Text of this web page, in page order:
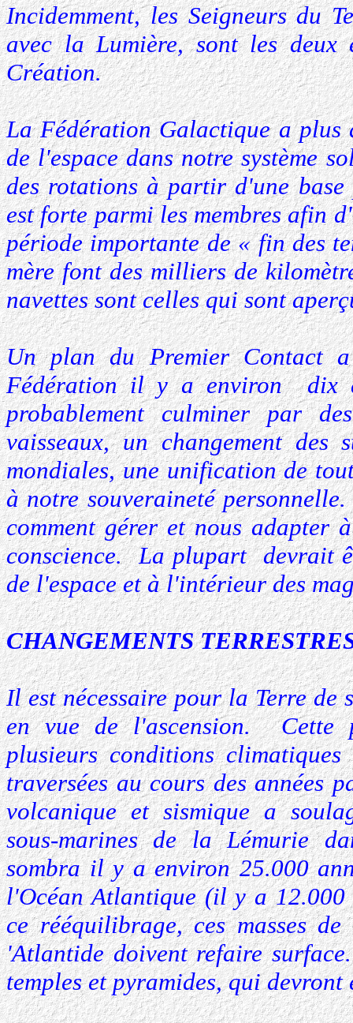
Incidemment, les Seigneurs du
avec la Lumière, sont les deux
Création.
La Fédération Galactique a plus
de l'espace dans notre système
des rotations à partir d'une
est forte parmi les membres afin
période importante de « fin des
mère font des milliers de
navettes sont celles qui sont
Un plan du Premier Contact
Fédération il y a environ dix
probablement culminer par
vaisseaux, un changement des
mondiales, une unification de
à notre souveraineté
comment gérer et nous
conscience. La plupart devrait
de l'espace et à l'intérieur des
CHANGEMENTS
Il est nécessaire pour la Terre de
en vue de l'ascension. Cette
plusieurs conditions
traversées au cours des années
volcanique et sismique a
sous-marines de la Lémurie
sombra il y a environ 25.000
l'Océan Atlantique (il y a
ce rééquilibrage, ces masses
'Atlantide doivent refaire
temples et pyramides, qui devront